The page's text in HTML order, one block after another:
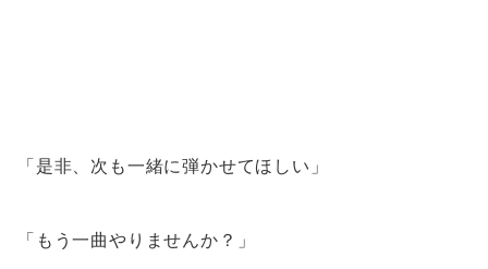
「是非、次も一緒に弾かせてほしい」
「もう一曲やりませんか？」